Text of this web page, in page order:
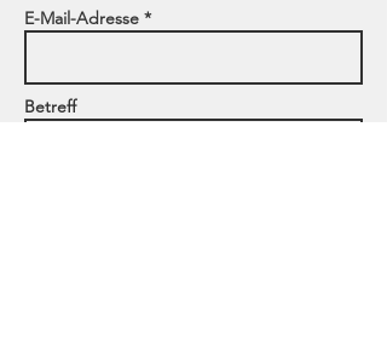
E-Mail-Adresse *
Betreff